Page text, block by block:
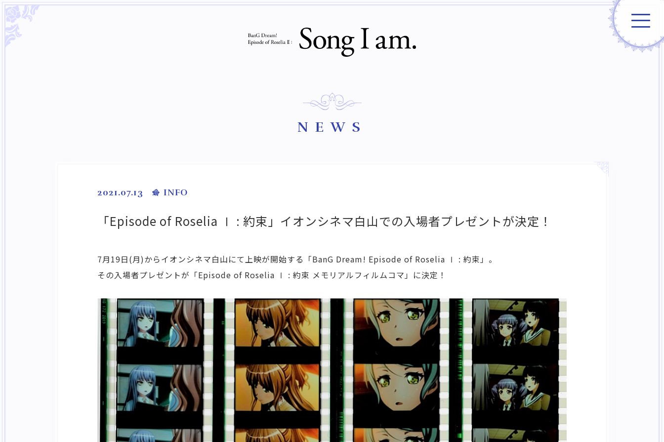
NEWS
2021.07.13 INFO
「Episode of Roselia Ⅰ : 約束」イオンシネマ白山での入場者プレゼントが決定！
7月19日(月)からイオンシネマ白山にて上映が開始する「BanG Dream! Episode of Roselia Ⅰ : 約束」。
その入場者プレゼントが「Episode of Roselia Ⅰ : 約束 メモリアルフィルムコマ」に決定！